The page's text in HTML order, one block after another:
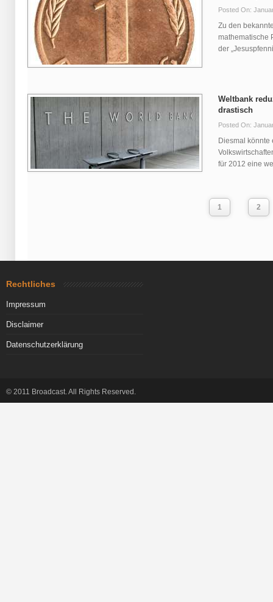
Posted On:
Zu den
mathematische
der
Weltbank
drastisch
Posted On:
Diesmal
für 2012 eine
1 2
Rechtliches
Impressum
Disclaimer
Datenschutzerklärung
© 2011 Broadcast. All Rights Reserved.